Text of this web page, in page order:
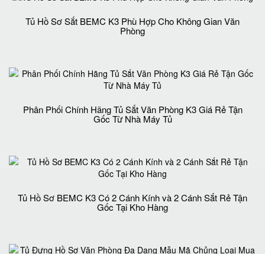
Tủ Hồ Sơ Sắt BEMC K3 Phù Hợp Cho Không Gian Văn
Phòng
Phân Phối Chính Hãng Tủ Sắt Văn Phòng K3 Giá Rẻ Tận
Gốc Từ Nhà Máy Tủ
Tủ Hồ Sơ BEMC K3 Có 2 Cánh Kính và 2 Cánh Sắt Rẻ Tận
Gốc Tại Kho Hàng